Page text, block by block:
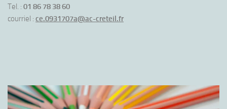
Tel. : 01 86 78 38 60
courriel : ce.0931707a@ac-creteil.fr